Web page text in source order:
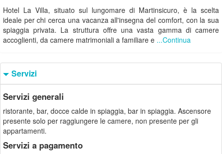
Hotel La Villa, situato sul lungomare di Martinsicuro, è la scelta
ideale per chi cerca una vacanza all'insegna del comfort, con la sua
spiaggia privata. La struttura offre una vasta gamma di camere
accoglienti, da camere matrimoniali a familiare e ...Continua
Servizi
Servizi generali
ristorante, bar, docce calde in spiaggia, bar in spiaggia. Ascensore
presente solo per raggiungere le camere, non presente per gli
appartamenti.
Servizi a pagamento